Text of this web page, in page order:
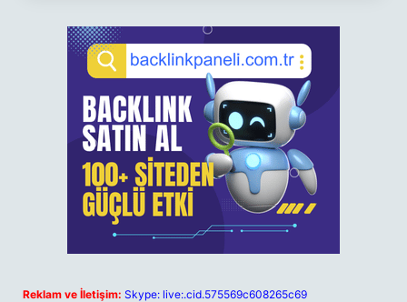
Reklam ve İletişim: Skype: live:.cid.575569c608265c69